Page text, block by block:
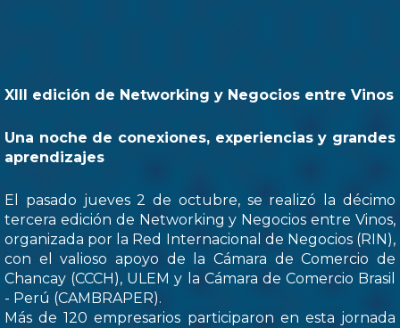
XIII edición de Networking y Negocios entre Vinos
Una noche de conexiones, experiencias y grandes
aprendizajes
El pasado jueves 2 de octubre, se realizó la décimo
tercera edición de Networking y Negocios entre Vinos,
organizada por la Red Internacional de Negocios (RIN),
con el valioso apoyo de la Cámara de Comercio de
Chancay (CCCH), ULEM y la Cámara de Comercio Brasil
- Perú (CAMBRAPER).
Más de 120 empresarios participaron en esta jornada